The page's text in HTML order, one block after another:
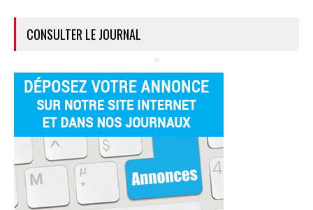
CONSULTER LE JOURNAL